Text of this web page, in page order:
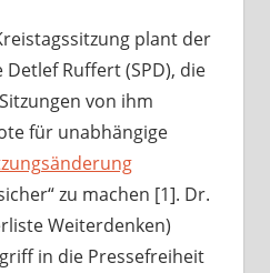
plant der
Ruffert (SPD), die
von ihm
für unabhängige
zu machen [1]. Dr.
Weiterdenken)
in die Pressefreiheit